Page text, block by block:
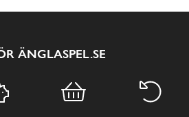
ÄNGLASPEL.SE